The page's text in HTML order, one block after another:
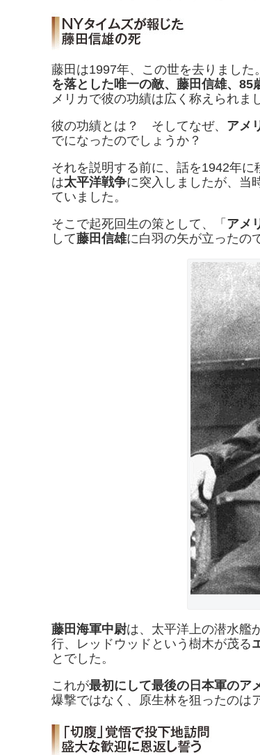
藤田は1997年、この世を去りました
を落とした唯一の敵、藤田信雄、85
メリカで彼の功績は広く称えられま
彼の功績とは？ そしてなぜ、 アメ
でになったのでしょうか？
それを説明する前に、話を1942年
は太平洋戦争に突入しましたが、当
ていました。
そこで起死回生の策として、「 アメ
して藤田信雄に白羽の矢が立ったの
藤田海軍中尉は、太平洋上の潜水艦
行、レッドウッドという樹木が茂る
とでした。
これが最初にして最後の日本軍のア
爆撃ではなく、原生林を狙ったのは